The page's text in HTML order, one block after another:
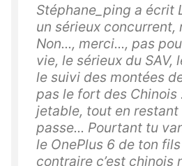
Stéphane_ping a écrit
un sérieux concurrent,
Non..., merci..., pas
vie, le sérieux du SAV,
le suivi des montées
pas le fort des Chinois
jetable, tout en
passe... Pourtant tu
le OnePlus 6 de ton
contraire c’est chinois